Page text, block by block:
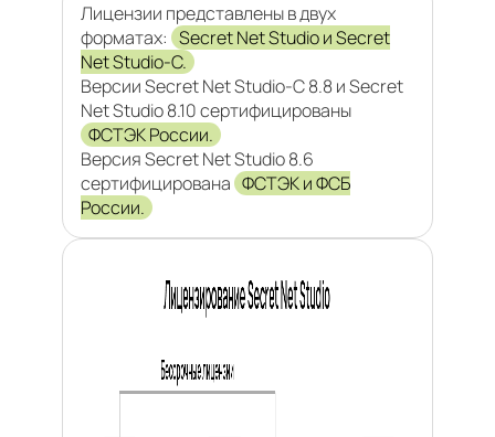
Лицензии представлены в двух
форматах: Secret Net Studio и Secret
Net Studio-C.
Версии Secret Net Studio-C 8.8 и Secret
Net Studio 8.10 сертифицированы
ФСТЭК России.
Версия Secret Net Studio 8.6
сертифицирована ФСТЭК и ФСБ
России.